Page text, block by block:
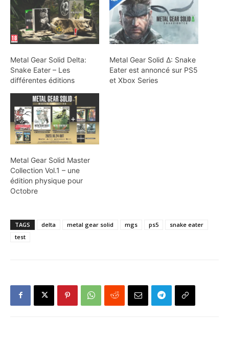
Metal Gear Solid Delta:
Snake Eater – Les
différentes éditions
Metal Gear Solid Δ: Snake
Eater est annoncé sur PS5
et Xbox Series
Metal Gear Solid Master
Collection Vol.1 – une
édition physique pour
Octobre
TAGS delta metal gear solid mgs ps5
snake eater
test